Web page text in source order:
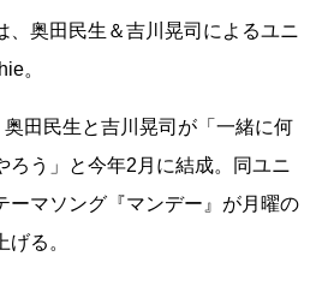
、奥田民生＆吉川晃司によるユニ
。
田民生と吉川晃司が「一緒に何
ろう」と今年2月に結成。同ユニ
ーマソング『マンデー』が月曜の
る。